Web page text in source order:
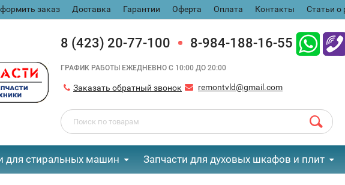
заказ Доставка Гарантии Оферта Оплата Контакты Статьи о
8 (423) 20-77-100 8-984-188-16-55
ГРАФИК РАБОТЫ ЕЖЕДНЕВНО С 10:00 ДО 20:00
Заказать обратный звонок remontvld@gmail.com
для стиральных машин Запчасти для духовых шкафов и плит